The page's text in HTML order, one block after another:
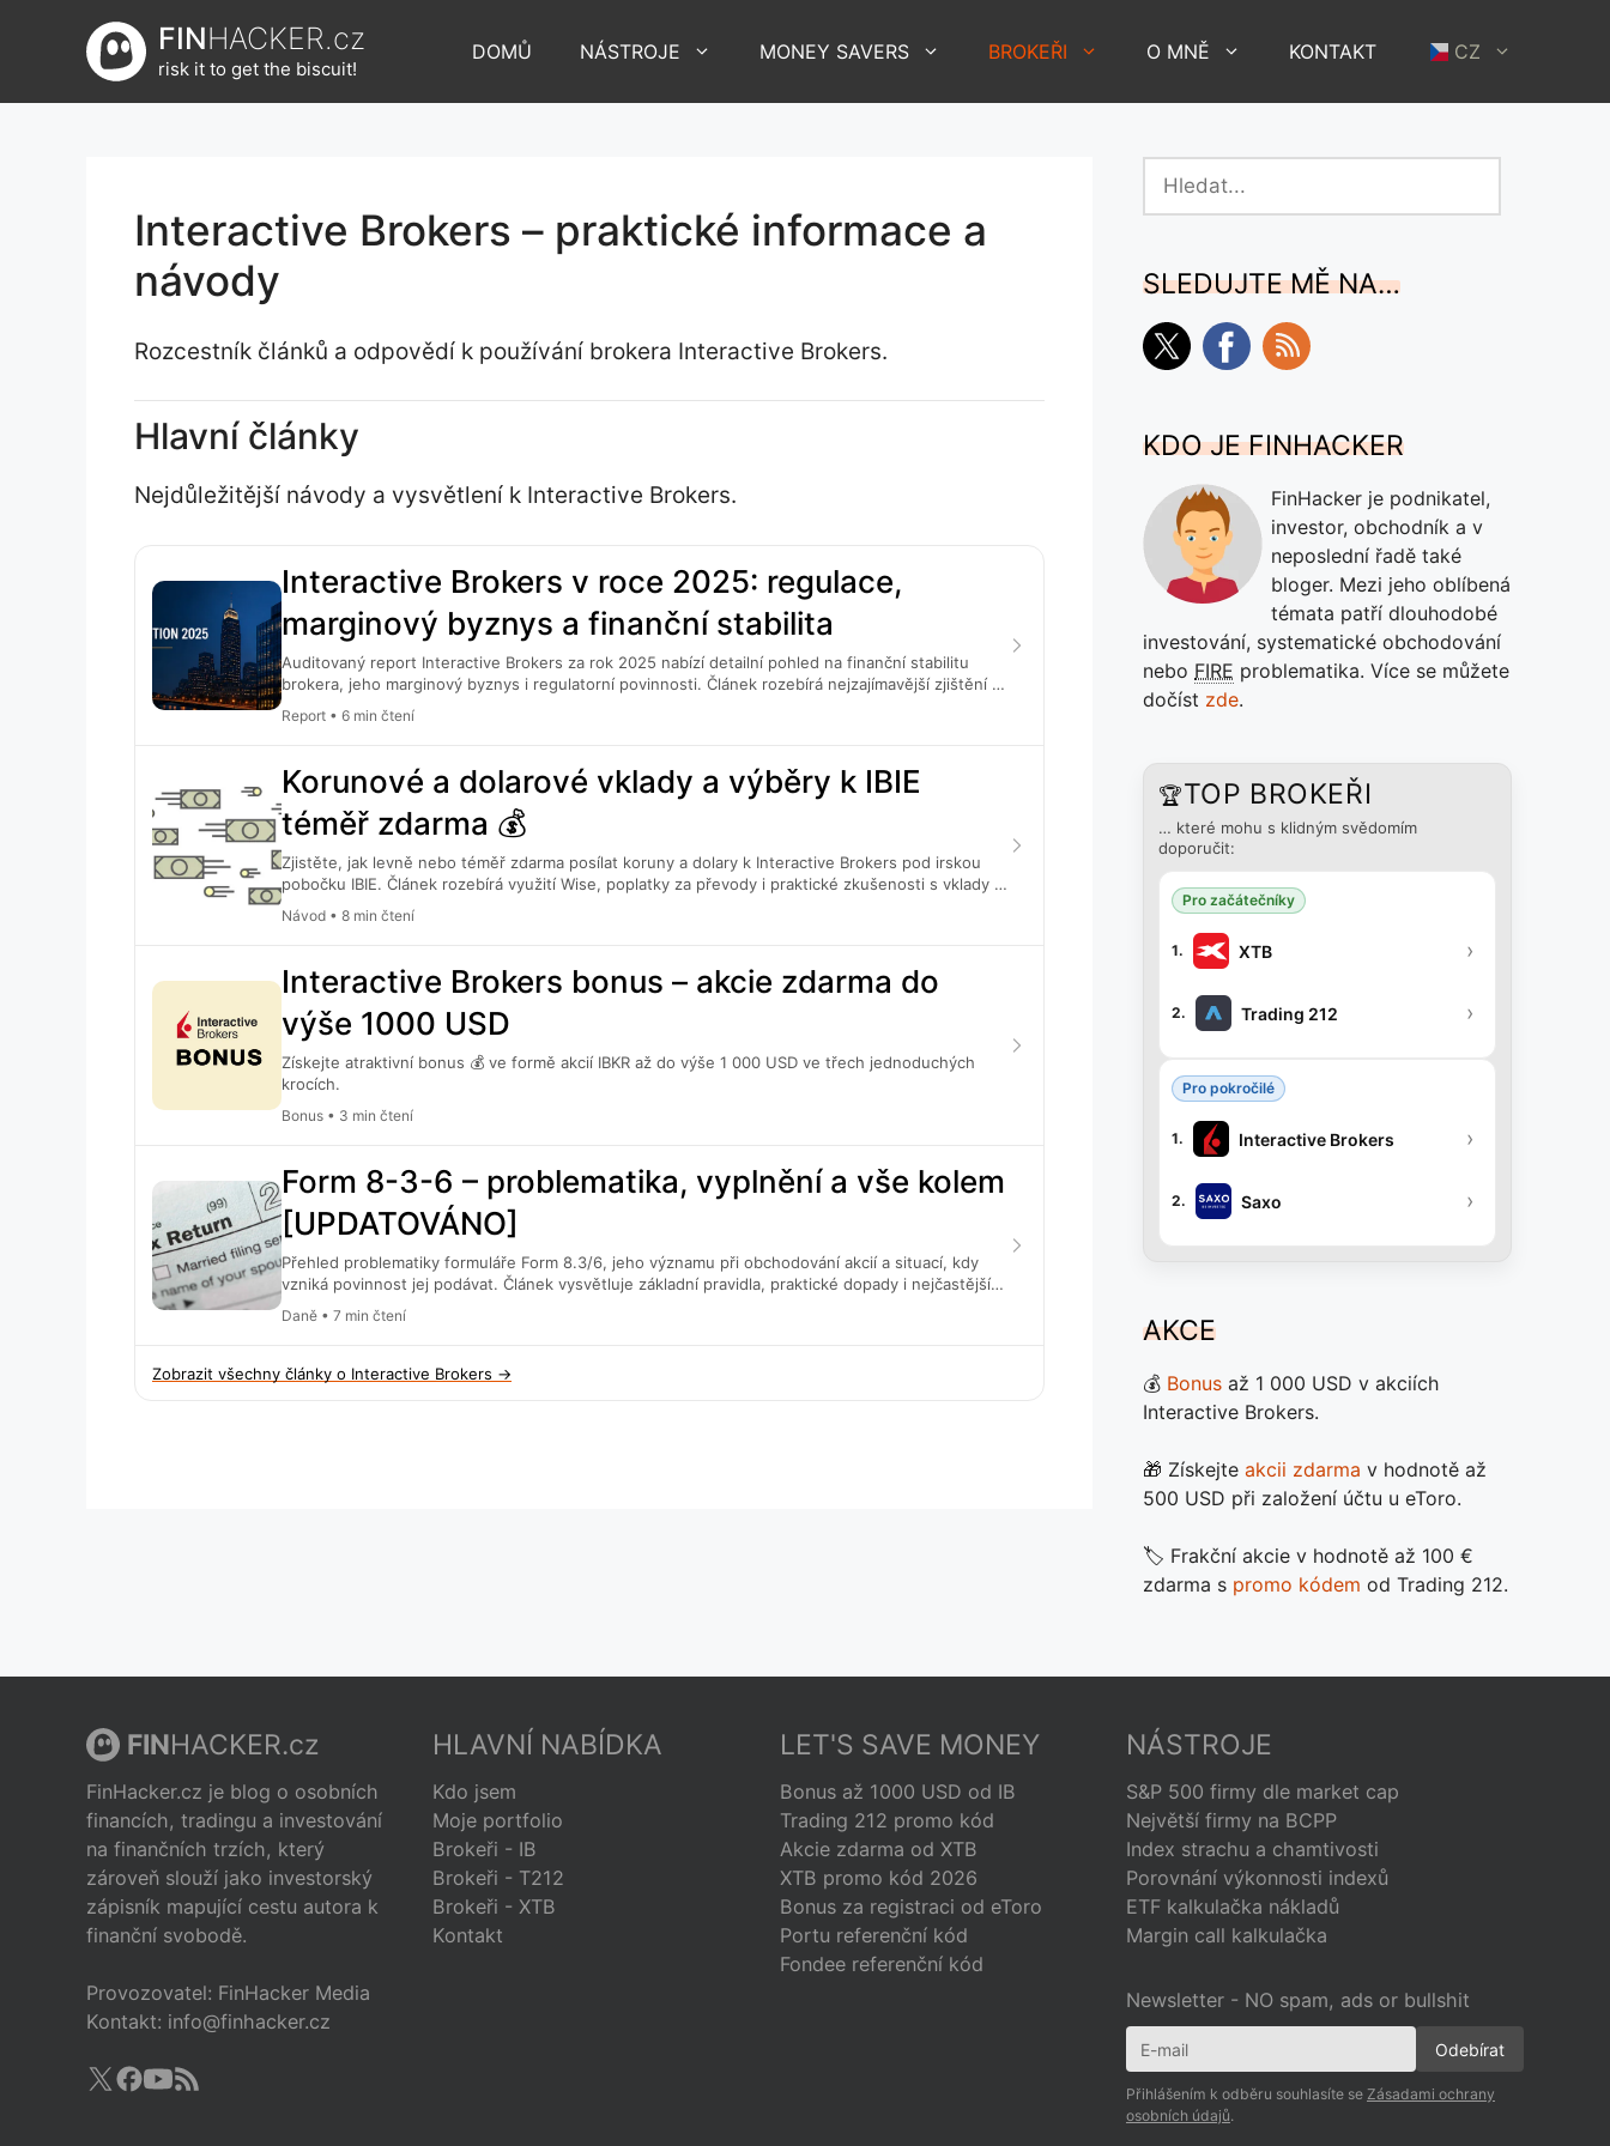
FINHACKER.cz
risk it to get the biscuit!
DOMŮ NÁSTROJE MONEY SAVERS BROKEŘI O MNĚ KONTAKT CZ
Interactive Brokers – praktické informace a
návody
Rozcestník článků a odpovědí k používání brokera Interactive Brokers.
Hlavní články
Nejdůležitější návody a vysvětlení k Interactive Brokers.
Interactive Brokers v roce 2025: regulace,
marginový byznys a finanční stabilita
Auditovaný report Interactive Brokers za rok 2025 nabízí detailní pohled na finanční stabilitu
brokera, jeho marginový byznys i regulatorní povinnosti. Článek rozebírá nejzajímavější zjištění a
jejich význam pro běžné investory.
Report • 6 min čtení
Korunové a dolarové vklady a výběry k IBIE
téměř zdarma 💰
Zjistěte, jak levně nebo téměř zdarma posílat koruny a dolary k Interactive Brokers pod irskou
pobočku IBIE. Článek rozebírá využití Wise, poplatky za převody i praktické zkušenosti s vklady a
výběry peněz.
Návod • 8 min čtení
Interactive Brokers bonus – akcie zdarma do
výše 1000 USD
Získejte atraktivní bonus 💰 ve formě akcií IBKR až do výše 1 000 USD ve třech jednoduchých
krocích.
Bonus • 3 min čtení
Form 8-3-6 – problematika, vyplnění a vše kolem
[UPDATOVÁNO]
Přehled problematiky formuláře Form 8.3/6, jeho významu při obchodování akcií a situací, kdy
vzniká povinnost jej podávat. Článek vysvětluje základní pravidla, praktické dopady i nejčastější
nejasnosti spojené s tímto oznámením.
Daně • 7 min čtení
Zobrazit všechny články o Interactive Brokers →
SLEDUJTE MĚ NA…
KDO JE FINHACKER
FinHacker je podnikatel,
investor, obchodník a v
neposlední řadě také
bloger. Mezi jeho oblíbená
témata patří dlouhodobé
investování, systematické obchodování
nebo FIRE problematika. Více se můžete
dočíst zde.
🏆TOP BROKEŘI
… které mohu s klidným svědomím
doporučit:
Pro začátečníky
1. XTB ›
2. Trading 212 ›
Pro pokročilé
1. Interactive Brokers ›
2. Saxo ›
AKCE
💰 Bonus až 1 000 USD v akciích
Interactive Brokers.
🎁 Získejte akcii zdarma v hodnotě až
500 USD při založení účtu u eToro.
🏷️ Frakční akcie v hodnotě až 100 €
zdarma s promo kódem od Trading 212.
FINHACKER.cz
FinHacker.cz je blog o osobních
financích, tradingu a investování
na finančních trzích, který
zároveň slouží jako investorský
zápisník mapující cestu autora k
finanční svobodě.
Provozovatel: FinHacker Media
Kontakt: info@finhacker.cz
HLAVNÍ NABÍDKA
Kdo jsem
Moje portfolio
Brokeři - IB
Brokeři - T212
Brokeři - XTB
Kontakt
LET'S SAVE MONEY
Bonus až 1000 USD od IB
Trading 212 promo kód
Akcie zdarma od XTB
XTB promo kód 2026
Bonus za registraci od eToro
Portu referenční kód
Fondee referenční kód
NÁSTROJE
S&P 500 firmy dle market cap
Největší firmy na BCPP
Index strachu a chamtivosti
Porovnání výkonnosti indexů
ETF kalkulačka nákladů
Margin call kalkulačka
Newsletter - NO spam, ads or bullshit
Přihlášením k odběru souhlasíte se Zásadami ochrany
osobních údajů.